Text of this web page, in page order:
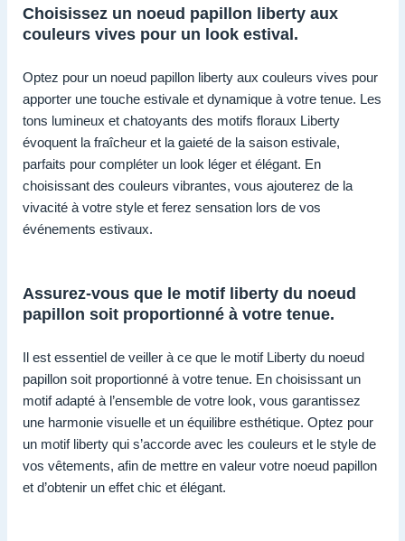
Choisissez un noeud papillon liberty aux
couleurs vives pour un look estival.
Optez pour un noeud papillon liberty aux couleurs vives pour
apporter une touche estivale et dynamique à votre tenue. Les
tons lumineux et chatoyants des motifs floraux Liberty
évoquent la fraîcheur et la gaieté de la saison estivale,
parfaits pour compléter un look léger et élégant. En
choisissant des couleurs vibrantes, vous ajouterez de la
vivacité à votre style et ferez sensation lors de vos
événements estivaux.
Assurez-vous que le motif liberty du noeud
papillon soit proportionné à votre tenue.
Il est essentiel de veiller à ce que le motif Liberty du noeud
papillon soit proportionné à votre tenue. En choisissant un
motif adapté à l’ensemble de votre look, vous garantissez
une harmonie visuelle et un équilibre esthétique. Optez pour
un motif liberty qui s’accorde avec les couleurs et le style de
vos vêtements, afin de mettre en valeur votre noeud papillon
et d’obtenir un effet chic et élégant.